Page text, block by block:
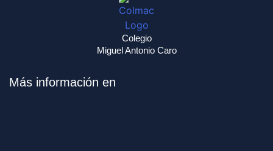
Colegio
Miguel Antonio Caro
Más información en